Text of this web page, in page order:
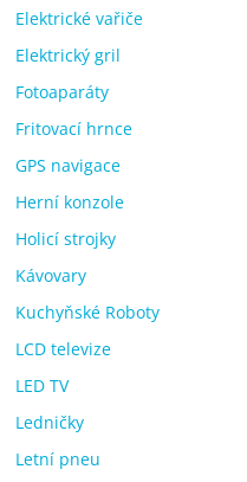
Elektrické vařiče
Elektrický gril
Fotoaparáty
Fritovací hrnce
GPS navigace
Herní konzole
Holicí strojky
Kávovary
Kuchyňské Roboty
LCD televize
LED TV
Ledničky
Letní pneu